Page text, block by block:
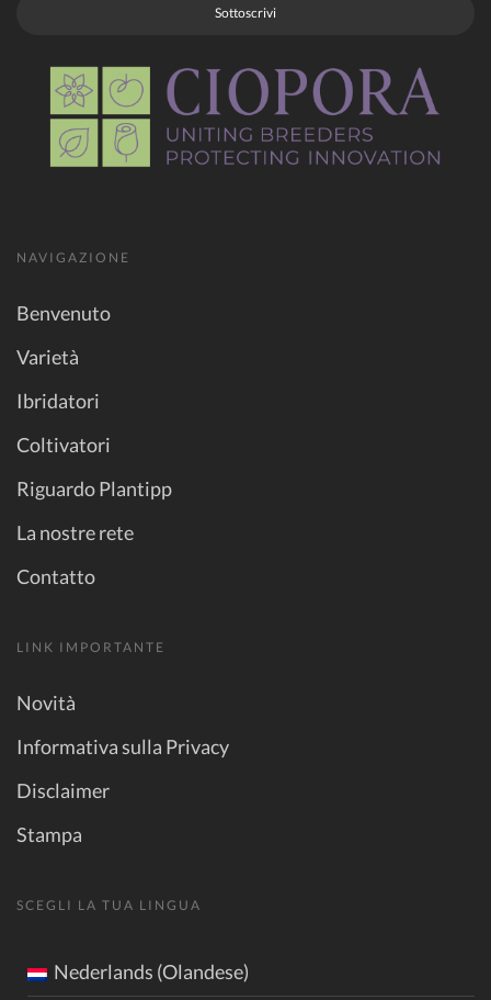
Sottoscrivi
NAVIGAZIONE
Benvenuto
Varietà
Ibridatori
Coltivatori
Riguardo Plantipp
La nostre rete
Contatto
LINK IMPORTANTE
Novità
Informativa sulla Privacy
Disclaimer
Stampa
SCEGLI LA TUA LINGUA
Nederlands (Olandese)